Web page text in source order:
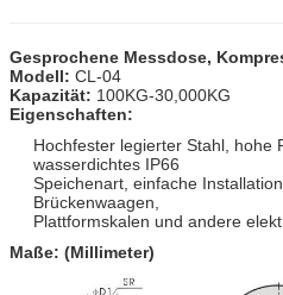
Gesprochene Messdose,
Modell: CL-04
Kapazität: 100KG-30,000KG
Eigenschaften:
Hochfester legierter Stahl, hohe
wasserdichtes IP66
Speichenart, einfache
Brückenwaagen,
Plattformskalen und andere
Maße: (Millimeter)